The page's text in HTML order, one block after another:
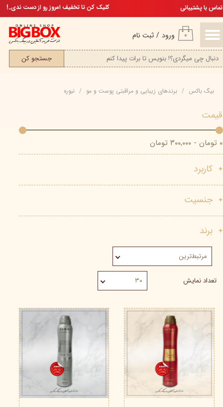
ورود / ثبت نام
حساب کاربری من
تغییر گذر واژه
سفارشات
خروج از حساب کاربری
۰
جستجو کن
تخفیف ویژه، برای مامان خوشگلمکلیک کن تا تخفیف امروز رو از دست ندی..! تماس با پشتیبانی
بیگ باکس برند‌های زیبایی و مراقبتی پوست و مو نیوره
قیمت
۰ تومان - ۳۰۰,۰۰۰ تومان
کاربرد
جنسیت
برند
مرتبط‌ترین
تعداد نمایش ۳۰